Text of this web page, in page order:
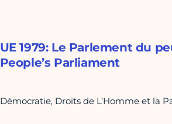
UE 1979: Le Parlement du
People’s Parliament
Démocratie, Droits de L’Homme et la